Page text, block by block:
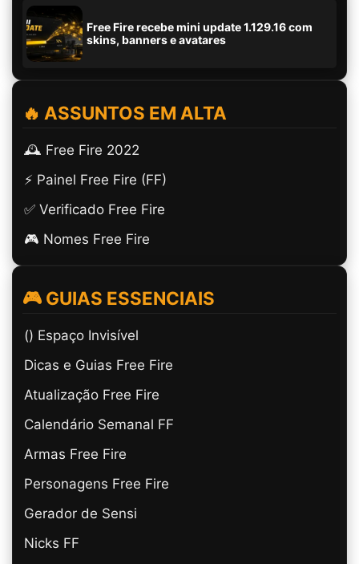
Free Fire recebe mini update 1.129.16 com
skins, banners e avatares
🔥 ASSUNTOS EM ALTA
🕰️ Free Fire 2022
⚡ Painel Free Fire (FF)
✅ Verificado Free Fire
🎮 Nomes Free Fire
🎮 GUIAS ESSENCIAIS
(ㅤ) Espaço Invisível
Dicas e Guias Free Fire
Atualização Free Fire
Calendário Semanal FF
Armas Free Fire
Personagens Free Fire
Gerador de Sensi
Nicks FF